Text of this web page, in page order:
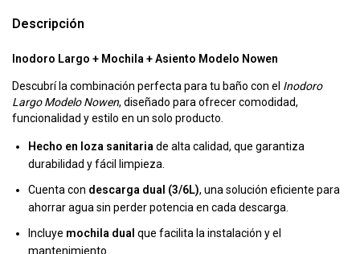
Descripción
Inodoro Largo + Mochila + Asiento Modelo Nowen
Descubrí la combinación perfecta para tu baño con el Inodoro
Largo Modelo Nowen, diseñado para ofrecer comodidad,
funcionalidad y estilo en un solo producto.
Hecho en loza sanitaria de alta calidad, que garantiza
durabilidad y fácil limpieza.
Cuenta con descarga dual (3/6L), una solución eficiente para
ahorrar agua sin perder potencia en cada descarga.
Incluye mochila dual que facilita la instalación y el
mantenimiento.